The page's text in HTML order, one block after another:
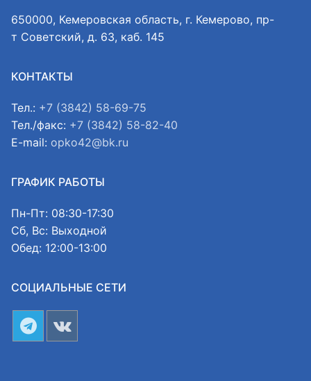
650000, Кемеровская область, г. Кемерово, пр-
т Советский, д. 63, каб. 145
КОНТАКТЫ
Тел.: +7 (3842) 58-69-75
Тел./факс: +7 (3842) 58-82-40
E-mail: opko42@bk.ru
ГРАФИК РАБОТЫ
Пн-Пт: 08:30-17:30
Сб, Вс: Выходной
Обед: 12:00-13:00
СОЦИАЛЬНЫЕ СЕТИ